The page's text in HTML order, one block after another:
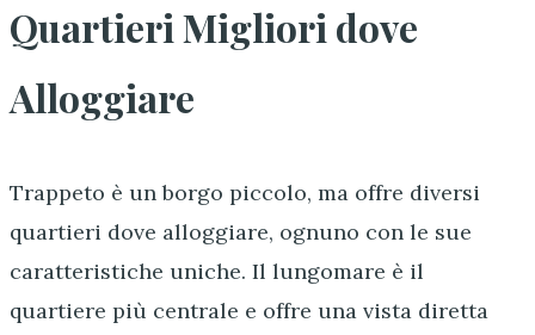
Quartieri Migliori dove
Alloggiare
Trappeto è un borgo piccolo, ma offre diversi
quartieri dove alloggiare, ognuno con le sue
caratteristiche uniche. Il lungomare è il
quartiere più centrale e offre una vista diretta